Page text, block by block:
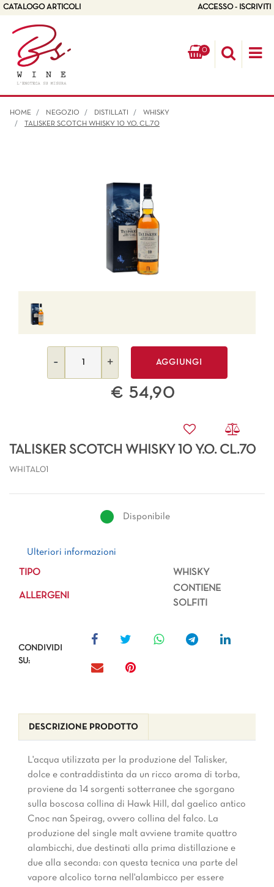
CATALOGO ARTICOLI ACCESSO - ISCRIVITI
0
HOME NEGOZIO DISTILLATI
WHISKY
TALISKER SCOTCH WHISKY 10 Y.O. CL.70
AGGIUNGI
€ 54,90
TALISKER SCOTCH WHISKY 10 Y.O. CL.70
WHITAL01
Disponibile
Ulteriori informazioni
Ulteriori informazioni
TIPO WHISKY
ALLERGENI
CONTIENE
SOLFITI
CONDIVIDI
SU:
DESCRIZIONE PRODOTTO
L'acqua utilizzata per la produzione del Talisker, 
dolce e contraddistinta da un ricco aroma di torba,
proviene da 14 sorgenti sotterranee che sgorgano
sulla boscosa collina di Hawk Hill, dal gaelico antico
Cnoc nan Speirag, ovvero collina del falco. La
produzione del single malt avviene tramite quattro
alambicchi, due destinati alla prima distillazione e
due alla seconda: con questa tecnica una parte del
vapore alcolico torna nell'alambicco per essere